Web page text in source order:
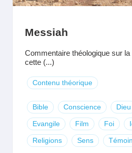
Messiah
Commentaire théologique sur
cette (...)
Contenu théorique
Bible Conscience Dieu
Evangile Film Foi
Religions Sens Témoin